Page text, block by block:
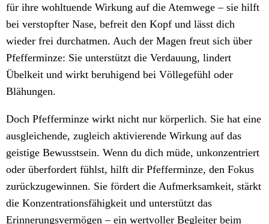
für ihre wohltuende Wirkung auf die Atemwege – sie hilft
bei verstopfter Nase, befreit den Kopf und lässt dich
wieder frei durchatmen. Auch der Magen freut sich über
Pfefferminze: Sie unterstützt die Verdauung, lindert
Übelkeit und wirkt beruhigend bei Völlegefühl oder
Blähungen.
Doch Pfefferminze wirkt nicht nur körperlich. Sie hat eine
ausgleichende, zugleich aktivierende Wirkung auf das
geistige Bewusstsein. Wenn du dich müde, unkonzentriert
oder überfordert fühlst, hilft dir Pfefferminze, den Fokus
zurückzugewinnen. Sie fördert die Aufmerksamkeit, stärkt
die Konzentrationsfähigkeit und unterstützt das
Erinnerungsvermögen – ein wertvoller Begleiter beim